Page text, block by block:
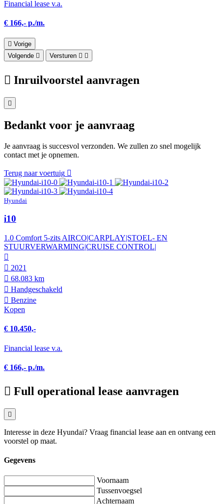
Financial lease v.a.
€ 166,- p./m.
Vorige
Volgende
Versturen
Inruilvoorstel aanvragen
Bedankt voor je aanvraag
Je aanvraag is succesvol verzonden. We zullen zo snel mogelijk
contact met je opnemen.
Terug naar voertuig
Hyundai
i10
1.0 Comfort 5-zits AIRCO|CARPLAY|STOEL- EN
STUURVERWARMING|CRUISE CONTROL|
2021
68.083 km
Hand­geschakeld
Benzine
Kopen
€ 10.450,-
Financial lease v.a.
€ 166,- p./m.
Full operational lease aanvragen
Interesse in deze Hyundai? Vraag financial lease aan en ontvang een
voorstel op maat.
Gegevens
Voornaam
Tussenvoegsel
Achternaam